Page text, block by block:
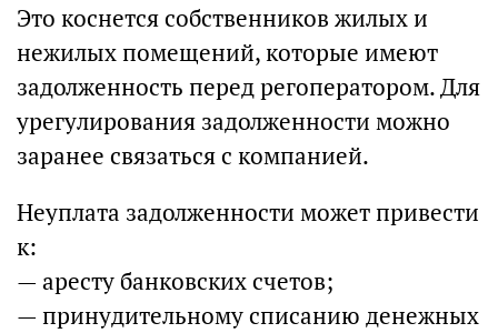
Это коснется собственников жилых и
нежилых помещений, которые имеют
задолженность перед регоператором. Для
урегулирования задолженности можно
заранее связаться с компанией.
Неуплата задолженности может привести
к:
— аресту банковских счетов;
— принудительному списанию денежных